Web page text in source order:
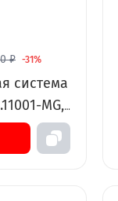
₽ -31%
система
MG,